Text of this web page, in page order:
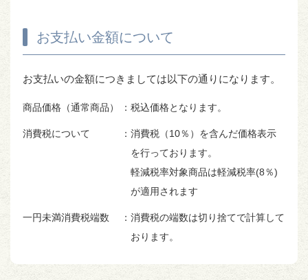
お支払い金額について
お支払いの金額につきましては以下の通りになります。
商品価格（通常商品） ：税込価格となります。
消費税について
：消費税（10％）を含んだ価格表示
を行っております。
軽減税率対象商品は軽減税率(8％)
が適用されます
一円未満消費税端数
：消費税の端数は切り捨てで計算して
おります。